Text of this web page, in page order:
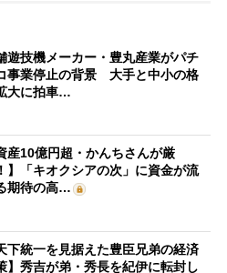
遊技機メーカー・豊丸産業がパチ
事業停止の背景 大手と中小の格
大に拍車…
産10億円超・かんちさんが厳
】「キオクシアの次」に資金が流
期待の高…
下統一を見据えた豊臣兄弟の経済
】秀吉が弟・秀長を紀伊に転封し